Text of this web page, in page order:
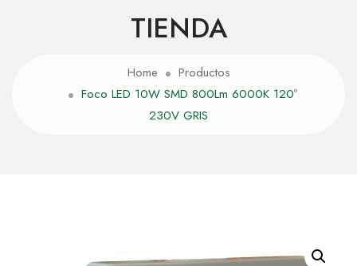
TIENDA
Home
Productos
Foco LED 10W SMD 800Lm 6000K 120º
230V GRIS